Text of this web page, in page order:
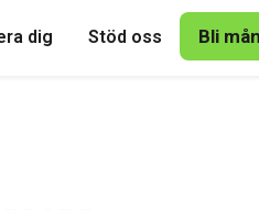
dig Stöd oss Bli